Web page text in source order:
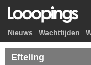
Nieuws Wachttijden
Efteling